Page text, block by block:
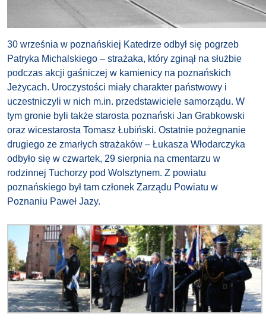
30 września w poznańskiej Katedrze odbył się pogrzeb
Patryka Michalskiego – strażaka, który zginął na służbie
podczas akcji gaśniczej w kamienicy na poznańskich
Jeżycach. Uroczystości miały charakter państwowy i
uczestniczyli w nich m.in. przedstawiciele samorządu. W
tym gronie byli także starosta poznański Jan Grabkowski
oraz wicestarosta Tomasz Łubiński. Ostatnie pożegnanie
drugiego ze zmarłych strażaków – Łukasza Włodarczyka
odbyło się w czwartek, 29 sierpnia na cmentarzu w
rodzinnej Tuchorzy pod Wolsztynem. Z powiatu
poznańskiego był tam członek Zarządu Powiatu w
Poznaniu Paweł Jazy.